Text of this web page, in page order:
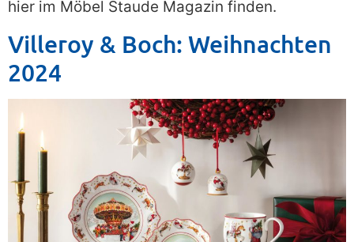
hier im Möbel Staude Magazin finden.
Villeroy & Boch: Weihnachten
2024